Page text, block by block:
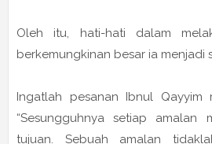
Oleh itu, hati-hati dalam
berkemungkinan besar ia menjadi
Ingatlah pesanan Ibnul Qayyim
“Sesungguhnya setiap amalan
tujuan. Sebuah amalan